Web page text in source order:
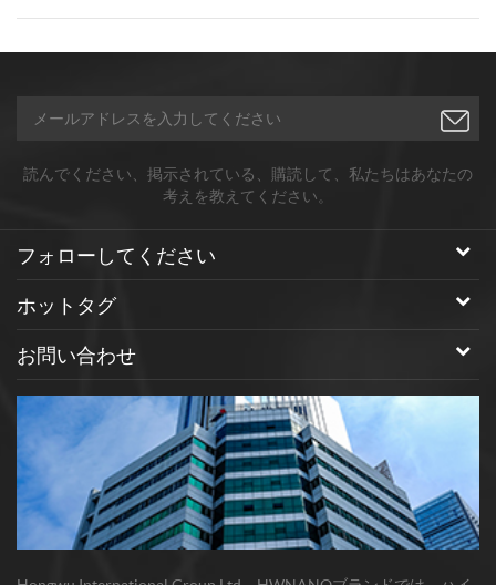
読んでください、掲示されている、購読して、私たちはあなたの
考えを教えてください。
フォローしてください
ホットタグ
お問い合わせ